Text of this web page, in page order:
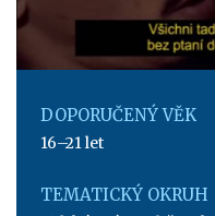
DOPORUČENÝ VĚK
16–21 let
TEMATICKÝ OKRUH